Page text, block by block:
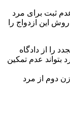
ثبت برای مرد
این ازدواج را
را از دادگاه
بتواند عدم تمکین
دوم از مرد